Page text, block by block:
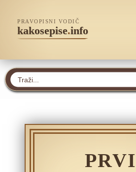
PRAVOPISNI VODIČ
kakosepise.info
PRVI